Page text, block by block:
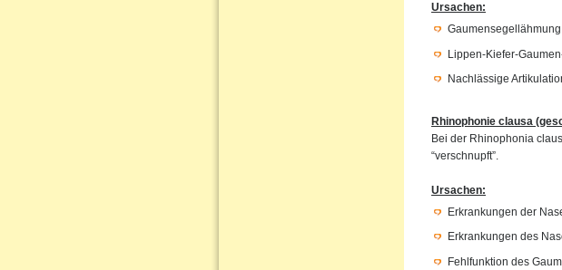
Ursachen:
Gaumensegellähmung
Lippen-Kiefer-
Nachlässige
Rhinophonie clausa
Bei der Rhinophonia
“verschnupft”.
Ursachen:
Erkrankungen der
Erkrankungen des
Fehlfunktion des